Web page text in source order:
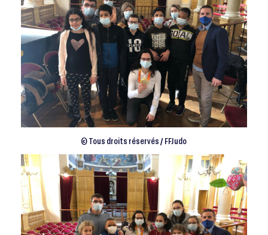
© Tous droits réservés / FFJudo